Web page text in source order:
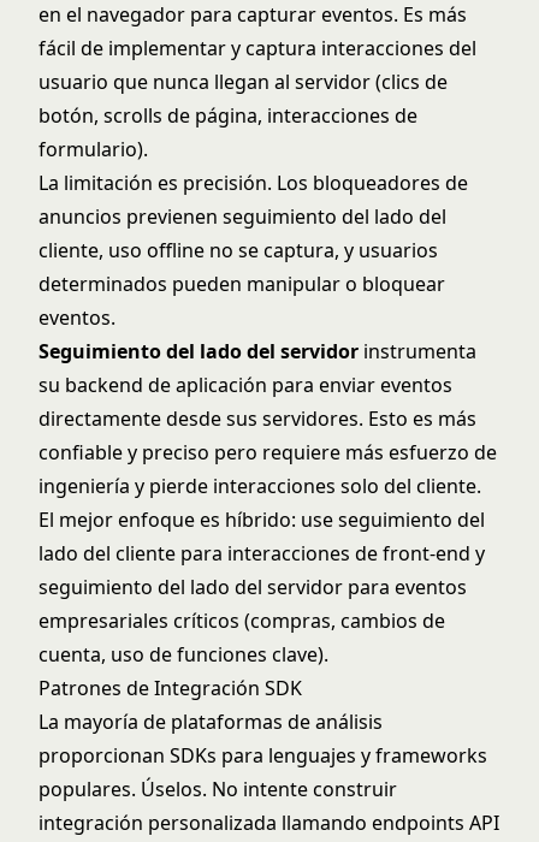
en el navegador para capturar eventos. Es más
fácil de implementar y captura interacciones del
usuario que nunca llegan al servidor (clics de
botón, scrolls de página, interacciones de
formulario).
La limitación es precisión. Los bloqueadores de
anuncios previenen seguimiento del lado del
cliente, uso offline no se captura, y usuarios
determinados pueden manipular o bloquear
eventos.
Seguimiento del lado del servidor instrumenta
su backend de aplicación para enviar eventos
directamente desde sus servidores. Esto es más
confiable y preciso pero requiere más esfuerzo de
ingeniería y pierde interacciones solo del cliente.
El mejor enfoque es híbrido: use seguimiento del
lado del cliente para interacciones de front-end y
seguimiento del lado del servidor para eventos
empresariales críticos (compras, cambios de
cuenta, uso de funciones clave).
Patrones de Integración SDK
La mayoría de plataformas de análisis
proporcionan SDKs para lenguajes y frameworks
populares. Úselos. No intente construir
integración personalizada llamando endpoints API